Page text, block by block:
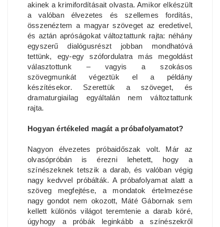
akinek a krimifordításait olvasta. Amikor elkészült
a valóban élvezetes és szellemes fordítás,
összenéztem a magyar szöveget az eredetivel,
és aztán apróságokat változtattunk rajta: néhány
egyszerű dialógusrészt jobban mondhatóvá
tettünk, egy-egy szófordulatra más megoldást
választottunk – vagyis a szokásos
szövegmunkát végeztük el a példány
készítésekor. Szerettük a szöveget, és
dramaturgiailag egyáltalán nem változtattunk
rajta.
Hogyan értékeled magát a próbafolyamatot?
Nagyon élvezetes próbaidőszak volt. Már az
olvasópróbán is érezni lehetett, hogy a
színészeknek tetszik a darab, és valóban végig
nagy kedvvel próbálták. A próbafolyamat alatt a
szöveg megfejtése, a mondatok értelmezése
nagy gondot nem okozott, Máté Gábornak sem
kellett különös világot teremtenie a darab köré,
úgyhogy a próbák leginkább a színészekről